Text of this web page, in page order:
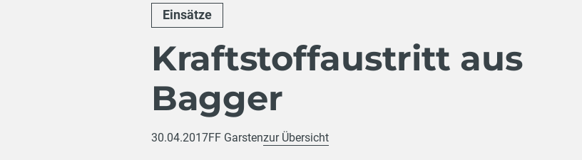
Einsätze
Kraftstoffaustritt aus
Bagger
30.04.2017FF Garstenzur Übersicht